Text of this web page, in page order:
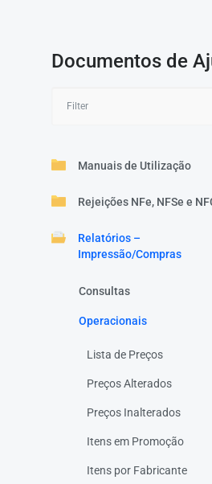
Documentos de
Manuais de Utilização
Rejeições NFe, NFSe e
Relatórios –
Impressão/Compras
Consultas
Operacionais
Lista de Preços
Preços Alterados
Preços Inalterados
Itens em Promoção
Itens por Fabricante